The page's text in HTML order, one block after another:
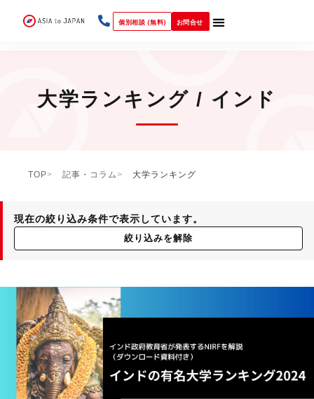
個別相談 (無料) お問合せ
大学ランキング / インド
TOP 記事・コラム 大学ランキング
現在の絞り込み条件で表示しています。
絞り込みを解除